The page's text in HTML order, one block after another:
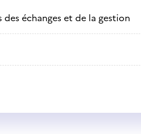
échanges et de la gestion